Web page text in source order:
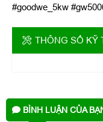
#goodwe_5kw
THÔNG SỐ KỸ
BÌNH LUẬN CỦA